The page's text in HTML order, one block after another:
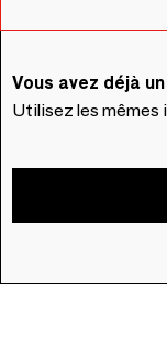
Vous avez déjà
Utilisez les mêmes